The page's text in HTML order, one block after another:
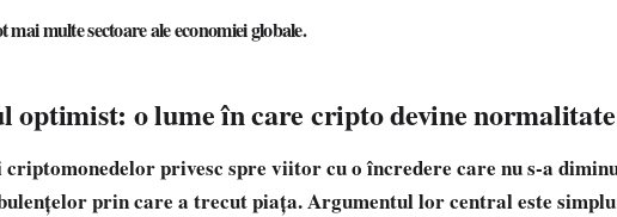
multe sectoare ale economiei globale.
optimist: o lume în care cripto devine normalitate
privesc spre viitor cu o încredere care nu s-a
prin care a trecut piața. Argumentul lor central este